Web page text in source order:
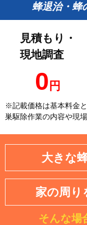
蜂退治・蜂
見積もり・
現地調査
0 円
※記載価格は基本料金
巣駆除作業の内容や現
大きな
家の周り
そんな場